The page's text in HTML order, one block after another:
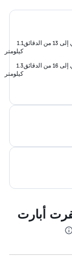
1.1
كيلومتر
1.3
كيلومتر
أبارت